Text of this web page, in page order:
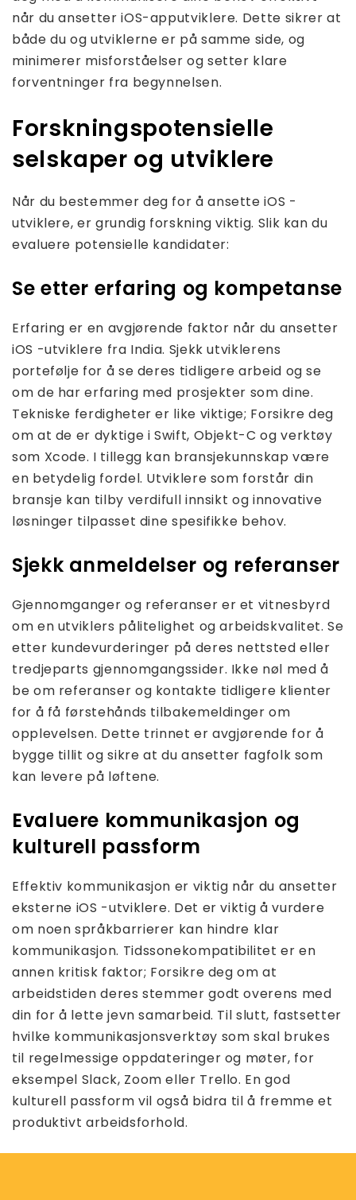
når du ansetter iOS-apputviklere. Dette sikrer at
både du og utviklerne er på samme side, og
minimerer misforståelser og setter klare
forventninger fra begynnelsen.
Forskningspotensielle
selskaper og utviklere
Når du bestemmer deg for å ansette iOS -
utviklere, er grundig forskning viktig. Slik kan du
evaluere potensielle kandidater:
Se etter erfaring og kompetanse
Erfaring er en avgjørende faktor når du ansetter
iOS -utviklere fra India. Sjekk utviklerens
portefølje for å se deres tidligere arbeid og se
om de har erfaring med prosjekter som dine.
Tekniske ferdigheter er like viktige; Forsikre deg
om at de er dyktige i Swift, Objekt-C og verktøy
som Xcode. I tillegg kan bransjekunnskap være
en betydelig fordel. Utviklere som forstår din
bransje kan tilby verdifull innsikt og innovative
løsninger tilpasset dine spesifikke behov.
Sjekk anmeldelser og referanser
Gjennomganger og referanser er et vitnesbyrd
om en utviklers pålitelighet og arbeidskvalitet. Se
etter kundevurderinger på deres nettsted eller
tredjeparts gjennomgangssider. Ikke nøl med å
be om referanser og kontakte tidligere klienter
for å få førstehånds tilbakemeldinger om
opplevelsen. Dette trinnet er avgjørende for å
bygge tillit og sikre at du ansetter fagfolk som
kan levere på løftene.
Evaluere kommunikasjon og
kulturell passform
Effektiv kommunikasjon er viktig når du ansetter
eksterne iOS -utviklere. Det er viktig å vurdere
om noen språkbarrierer kan hindre klar
kommunikasjon. Tidssonekompatibilitet er en
annen kritisk faktor; Forsikre deg om at
arbeidstiden deres stemmer godt overens med
din for å lette jevn samarbeid. Til slutt, fastsetter
hvilke kommunikasjonsverktøy som skal brukes
til regelmessige oppdateringer og møter, for
eksempel Slack, Zoom eller Trello. En god
kulturell passform vil også bidra til å fremme et
produktivt arbeidsforhold.